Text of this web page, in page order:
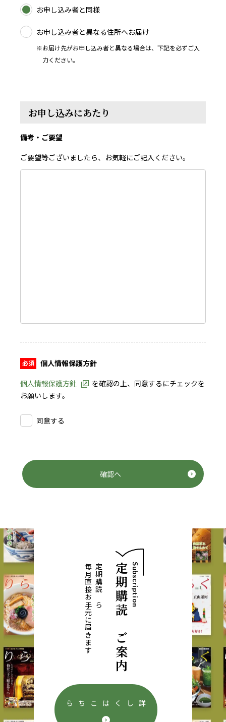
お申し込み者と同様
お申し込み者と異なる住所へお届け
※お届け先がお申し込み者と異なる場合は、下記を必ずご入
力ください。
お申し込みにあたり
備考・ご要望
ご要望等ございましたら、お気軽にご記入ください。
個人情報保護方針
個人情報保護方針
を確認の上、同意するにチェックを
お願いします。
同意する
確認へ
Subscription
定期購読のご案内
定期購読なら
毎月直接お手元に届きます
詳しくはこちら